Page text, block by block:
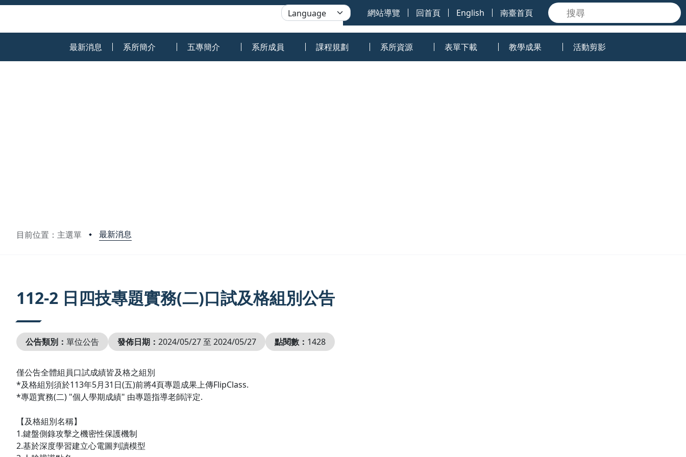
網站導覽 回首頁 English 南臺首頁
最新消息 系所簡介 五專簡介 系所成員 課程規劃 系所資源 表單下載 教學成果 活動剪影
目前位置：主選單 最新消息
112-2 日四技專題實務(二)口試及格組別公告
公告類別： 單位公告 發佈日期： 2024/05/27 至 2024/05/27 點閱數： 1428
僅公告全體組員口試成績皆及格之組別
*及格組別須於113年5月31日(五)前將4頁專題成果上傳FlipClass.
*專題實務(二) "個人學期成績" 由專題指導老師評定.
【及格組別名稱】
1.鍵盤側錄攻擊之機密性保護機制
2.基於深度學習建立心電圖判讀模型